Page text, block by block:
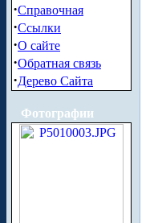
·Справочная
·Ссылки
·О сайте
·Обратная связь
·Дерево Сайта
Фотографии